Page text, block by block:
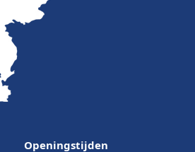
Openingstijden